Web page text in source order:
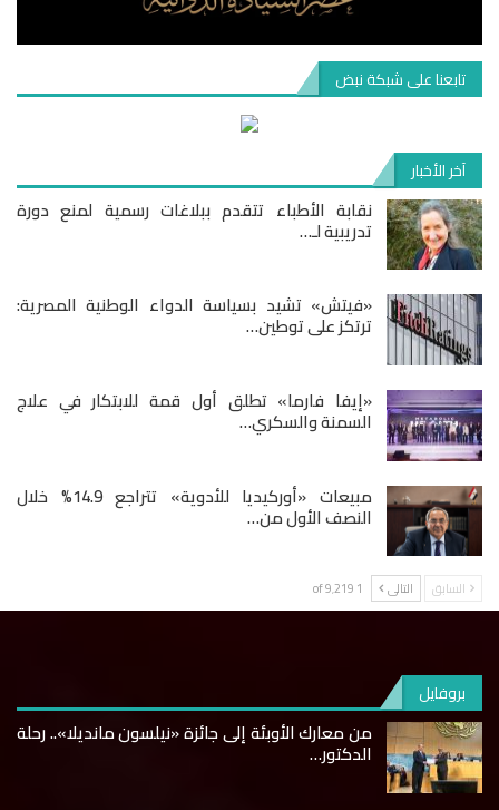
تابعنا على شبكة نبض
آخر الأخبار
نقابة الأطباء تتقدم ببلاغات رسمية لمنع دورة
تدريبية لـ…
«فيتش» تشيد بسياسة الدواء الوطنية المصرية:
ترتكز على توطين…
«إيفا فارما» تطلق أول قمة للابتكار في علاج
السمنة والسكري…
مبيعات «أوركيديا للأدوية» تتراجع 14.9% خلال
النصف الأول من…
السابق التالى 1 of 9٬219
بروفايل
من معارك الأوبئة إلى جائزة «نيلسون مانديلا».. رحلة
الدكتور…